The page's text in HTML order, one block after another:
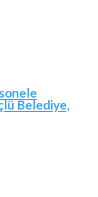
Belediye,